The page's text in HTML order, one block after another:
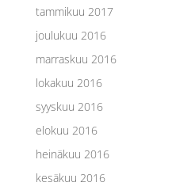
tammikuu 2017
joulukuu 2016
marraskuu 2016
lokakuu 2016
syyskuu 2016
elokuu 2016
heinäkuu 2016
kesäkuu 2016